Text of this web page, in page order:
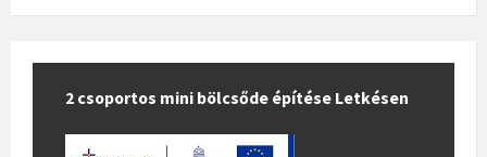
2 csoportos mini bölcsőde építése Letkésen